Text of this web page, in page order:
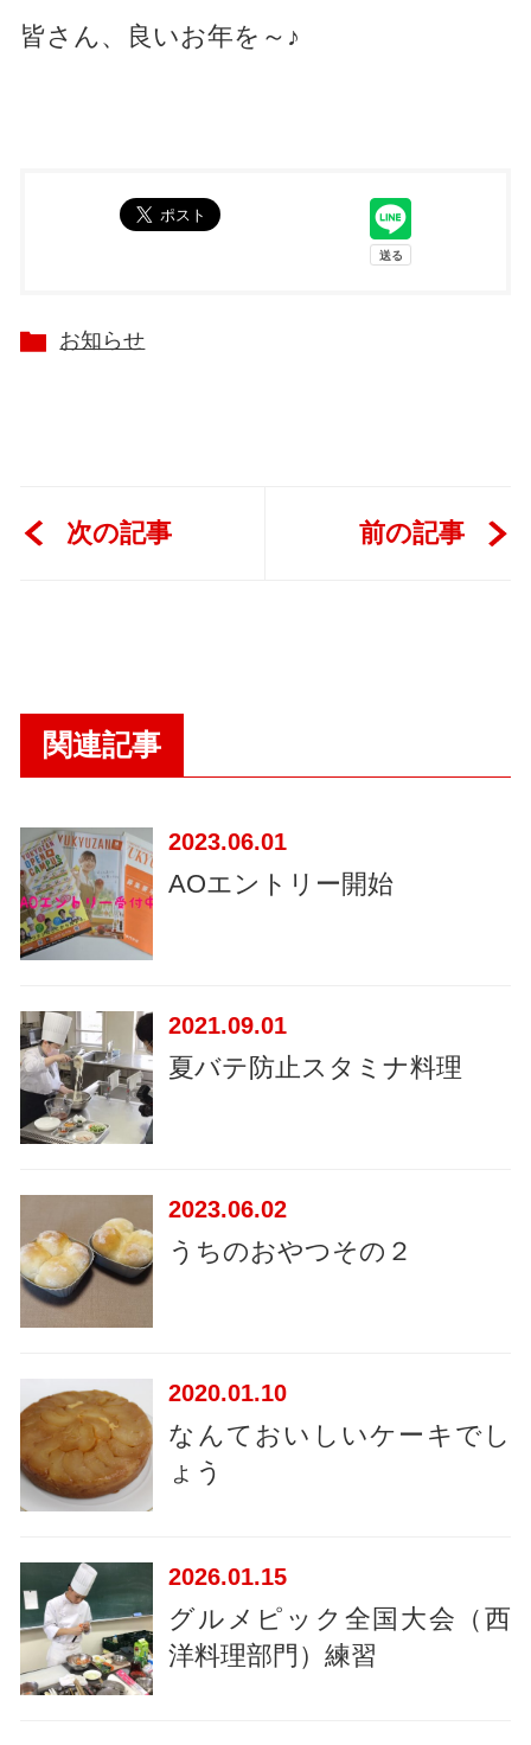
皆さん、良いお年を～♪
お知らせ
次の記事 前の記事
関連記事
2023 06.01
AOエントリー開始
2021 09.01
夏バテ防止スタミナ料理
2023 06.02
うちのおやつその２
2020 01.10
なんておいしいケーキでし
ょう
2026 01.15
グルメピック全国大会（西
洋料理部門）練習